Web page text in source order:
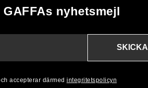
nyhetsmejl
SKICKA
accepterar därmed integritetspolicyn